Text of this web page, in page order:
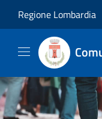
Regione Lombardia